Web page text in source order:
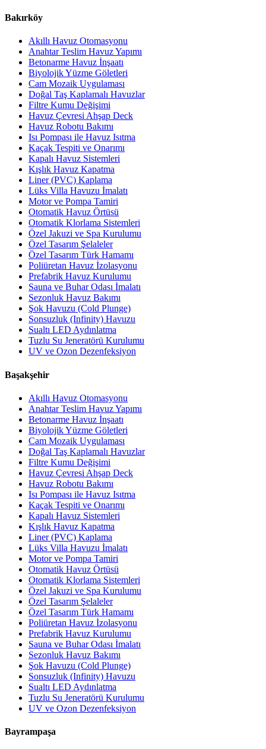
Bakırköy
Akıllı Havuz Otomasyonu
Anahtar Teslim Havuz Yapımı
Betonarme Havuz İnşaatı
Biyolojik Yüzme Göletleri
Cam Mozaik Uygulaması
Doğal Taş Kaplamalı Havuzlar
Filtre Kumu Değişimi
Havuz Çevresi Ahşap Deck
Havuz Robotu Bakımı
Isı Pompası ile Havuz Isıtma
Kaçak Tespiti ve Onarımı
Kapalı Havuz Sistemleri
Kışlık Havuz Kapatma
Liner (PVC) Kaplama
Lüks Villa Havuzu İmalatı
Motor ve Pompa Tamiri
Otomatik Havuz Örtüsü
Otomatik Klorlama Sistemleri
Özel Jakuzi ve Spa Kurulumu
Özel Tasarım Şelaleler
Özel Tasarım Türk Hamamı
Poliüretan Havuz İzolasyonu
Prefabrik Havuz Kurulumu
Sauna ve Buhar Odası İmalatı
Sezonluk Havuz Bakımı
Şok Havuzu (Cold Plunge)
Sonsuzluk (Infinity) Havuzu
Sualtı LED Aydınlatma
Tuzlu Su Jeneratörü Kurulumu
UV ve Ozon Dezenfeksiyon
Başakşehir
Akıllı Havuz Otomasyonu
Anahtar Teslim Havuz Yapımı
Betonarme Havuz İnşaatı
Biyolojik Yüzme Göletleri
Cam Mozaik Uygulaması
Doğal Taş Kaplamalı Havuzlar
Filtre Kumu Değişimi
Havuz Çevresi Ahşap Deck
Havuz Robotu Bakımı
Isı Pompası ile Havuz Isıtma
Kaçak Tespiti ve Onarımı
Kapalı Havuz Sistemleri
Kışlık Havuz Kapatma
Liner (PVC) Kaplama
Lüks Villa Havuzu İmalatı
Motor ve Pompa Tamiri
Otomatik Havuz Örtüsü
Otomatik Klorlama Sistemleri
Özel Jakuzi ve Spa Kurulumu
Özel Tasarım Şelaleler
Özel Tasarım Türk Hamamı
Poliüretan Havuz İzolasyonu
Prefabrik Havuz Kurulumu
Sauna ve Buhar Odası İmalatı
Sezonluk Havuz Bakımı
Şok Havuzu (Cold Plunge)
Sonsuzluk (Infinity) Havuzu
Sualtı LED Aydınlatma
Tuzlu Su Jeneratörü Kurulumu
UV ve Ozon Dezenfeksiyon
Bayrampaşa